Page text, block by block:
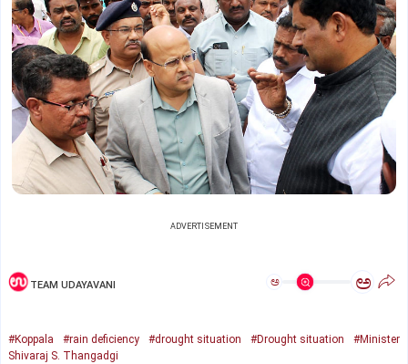
ADVERTISEMENT
TEAM UDAYAVANI ಅ ಅ
#Koppala #rain deficiency #drought situation #Drought situation
#Minister
Shivaraj S. Thangadgi